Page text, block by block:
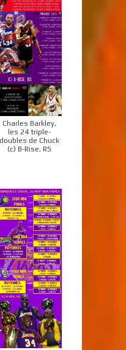
Charles Barkley,
les 24 triple-
doubles de Chuck
(c) B-Rise, RS